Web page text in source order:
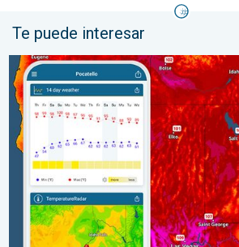
Te puede interesar
Salto de 50 grados Fahrenheit.